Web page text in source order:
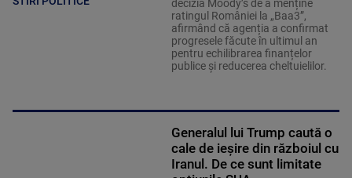
decizia Moody’s de a menține
ratingul României la „Baa3”,
afirmând că agenția a confirmat
progresele făcute în ultimul an
pentru echilibrarea finanțelor
publice și reducerea cheltuielilor.
Generalul lui Trump caută o
cale de ieșire din războiul cu
Iranul. De ce sunt limitate